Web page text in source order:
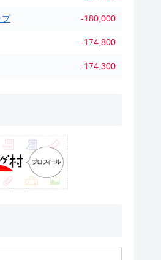
プ -180,000
-174,800
-174,300